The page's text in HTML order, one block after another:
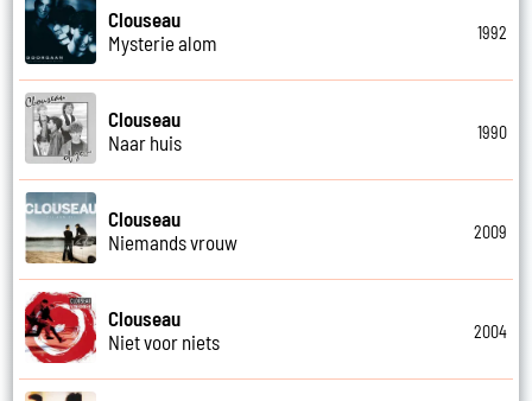
Clouseau
Mysterie alom
1992
Clouseau
Naar huis
1990
Clouseau
Niemands vrouw
2009
Clouseau
Niet voor niets
2004